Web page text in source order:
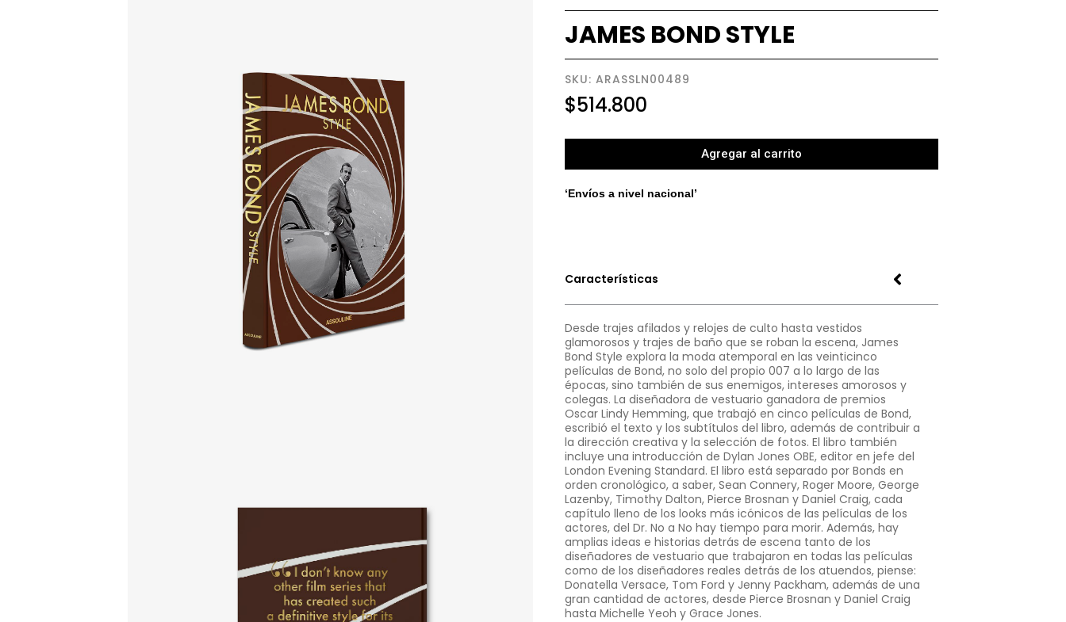
JAMES BOND STYLE
SKU: ARASSLN00489
$514.800
Agregar al carrito
‘Envíos a nivel nacional’
Características
Desde trajes afilados y relojes de culto hasta vestidos
glamorosos y trajes de baño que se roban la escena, James
Bond Style explora la moda atemporal en las veinticinco
películas de Bond, no solo del propio 007 a lo largo de las
épocas, sino también de sus enemigos, intereses amorosos y
colegas. La diseñadora de vestuario ganadora de premios
Oscar Lindy Hemming, que trabajó en cinco películas de Bond,
escribió el texto y los subtítulos del libro, además de contribuir a
la dirección creativa y la selección de fotos. El libro también
incluye una introducción de Dylan Jones OBE, editor en jefe del
London Evening Standard. El libro está separado por Bonds en
orden cronológico, a saber, Sean Connery, Roger Moore, George
Lazenby, Timothy Dalton, Pierce Brosnan y Daniel Craig, cada
capítulo lleno de los looks más icónicos de las películas de los
actores, del Dr. No a No hay tiempo para morir. Además, hay
amplias ideas e historias detrás de escena tanto de los
diseñadores de vestuario que trabajaron en todas las películas
como de los diseñadores reales detrás de los atuendos, piense:
Donatella Versace, Tom Ford y Jenny Packham, además de una
gran cantidad de actores, desde Pierce Brosnan y Daniel Craig
hasta Michelle Yeoh y Grace Jones.